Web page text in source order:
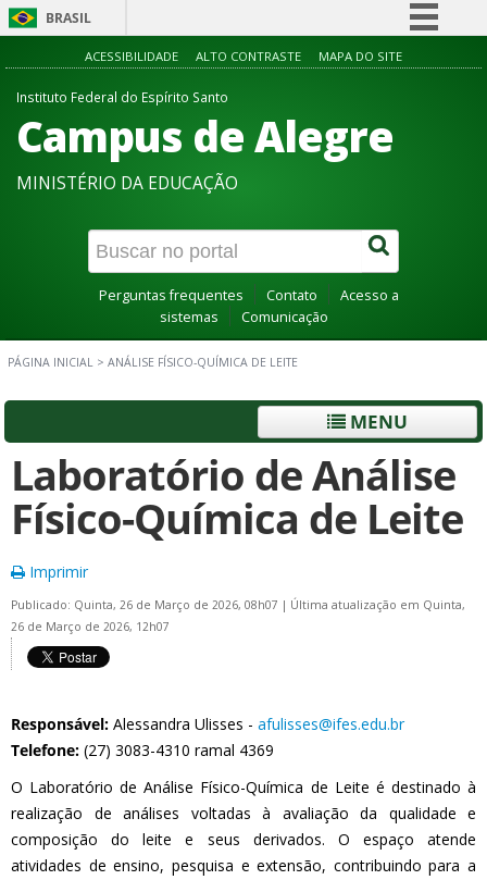
BRASIL
Simplifique!
Acesso à informação
Canais
ACESSIBILIDADE ALTO CONTRASTE MAPA DO SITE
Instituto Federal do Espírito Santo
Campus de Alegre
MINISTÉRIO DA EDUCAÇÃO
Perguntas frequentes Contato
Acesso a
sistemas
Comunicação
PÁGINA INICIAL > ANÁLISE FÍSICO-QUÍMICA DE LEITE
MENU
Laboratório de Análise
Físico-Química de Leite
Imprimir
Publicado: Quinta, 26 de Março de 2026, 08h07 | Última atualização em Quinta,
26 de Março de 2026, 12h07
Responsável: Alessandra Ulisses - afulisses@ifes.edu.br
Telefone: (27) 3083-4310 ramal 4369
O Laboratório de Análise Físico-Química de Leite é destinado à
realização de análises voltadas à avaliação da qualidade e
composição do leite e seus derivados. O espaço atende
atividades de ensino, pesquisa e extensão, contribuindo para a